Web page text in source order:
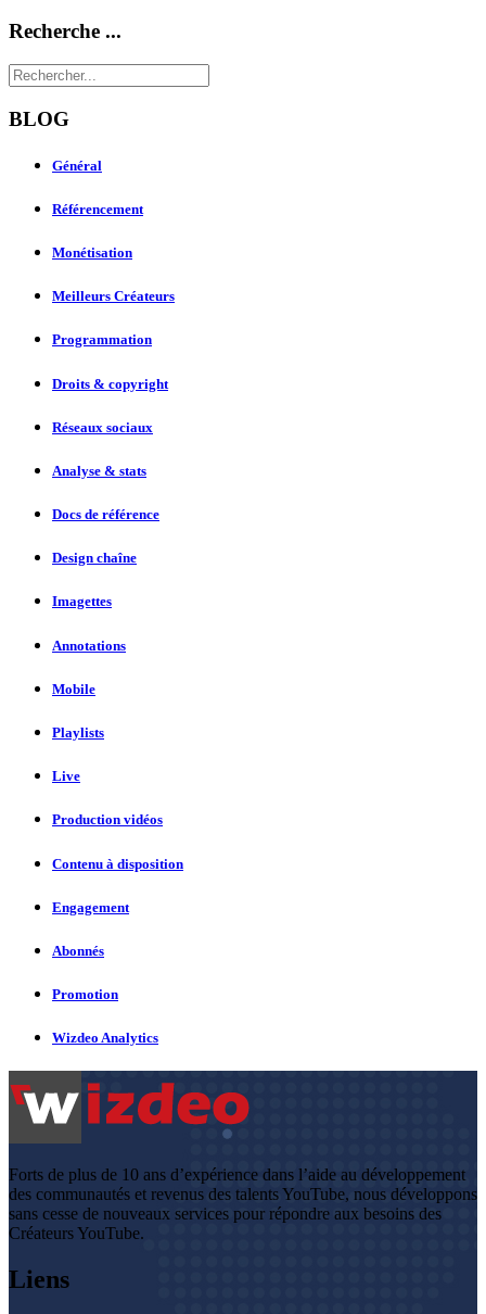
Recherche ...
BLOG
Général
Référencement
Monétisation
Meilleurs Créateurs
Programmation
Droits & copyright
Réseaux sociaux
Analyse & stats
Docs de référence
Design chaîne
Imagettes
Annotations
Mobile
Playlists
Live
Production vidéos
Contenu à disposition
Engagement
Abonnés
Promotion
Wizdeo Analytics
Forts de plus de 10 ans d’expérience dans l’aide au développement
des communautés et revenus des talents YouTube, nous développons
sans cesse de nouveaux services pour répondre aux besoins des
Créateurs YouTube.
Liens